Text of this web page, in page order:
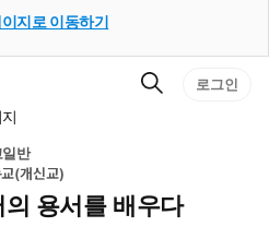
지로 이동하기
검
로그인
일반
(개신교)
의 용서를 배우다